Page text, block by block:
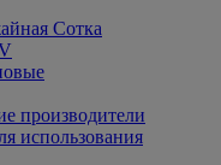
Сотка
производители
использования